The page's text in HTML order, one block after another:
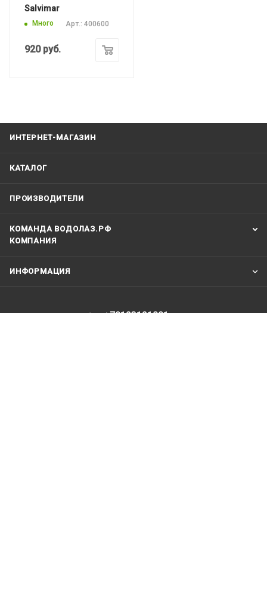
Salvimar
Много Арт.: 400600
920руб.
ИНТЕРНЕТ-МАГАЗИН
КАТАЛОГ
ПРОИЗВОДИТЕЛИ
КОМАНДА ВОДОЛАЗ.РФ
КОМПАНИЯ
ИНФОРМАЦИЯ
+79123121991